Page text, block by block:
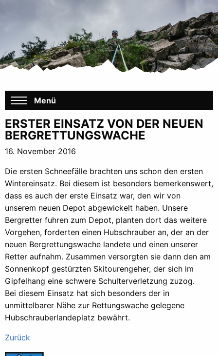
Menü
ERSTER EINSATZ VON DER NEUEN
BERGRETTUNGSWACHE
16. November 2016
Die ersten Schneefälle brachten uns schon den ersten
Wintereinsatz. Bei diesem ist besonders bemerkenswert,
dass es auch der erste Einsatz war, den wir von
unserem neuen Depot abgewickelt haben. Unsere
Bergretter fuhren zum Depot, planten dort das weitere
Vorgehen, forderten einen Hubschrauber an, der an der
neuen Bergrettungswache landete und einen unserer
Retter aufnahm. Zusammen versorgten sie dann den am
Sonnenkopf gestürzten Skitourengeher, der sich im
Gipfelhang eine schwere Schulterverletzung zuzog.
Bei diesem Einsatz hat sich besonders der in
unmittelbarer Nähe zur Rettungswache gelegene
Hubschrauberlandeplatz bewährt.
Zurück